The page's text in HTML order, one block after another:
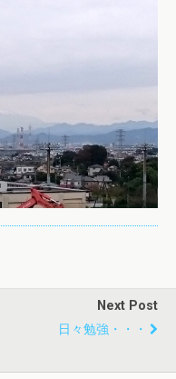
Next Post
日々勉強・・・